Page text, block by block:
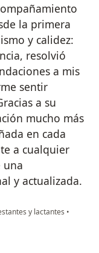
la primera
y calidez:
resolvió
a mis
sentir
a su
mucho más
en cada
a cualquier
una
y actualizada.
y lactantes •